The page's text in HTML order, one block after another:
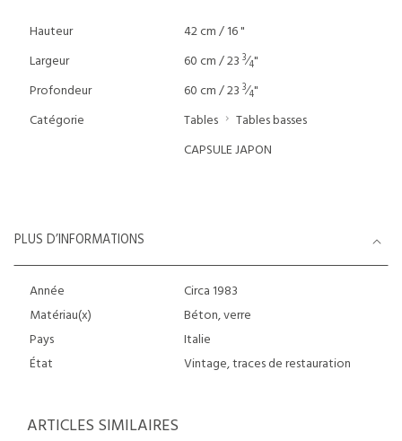
Hauteur
42 cm / 16 "
Largeur
60 cm / 23 3⁄4"
Profondeur
60 cm / 23 3⁄4"
Catégorie
Tables
Tables basses
CAPSULE JAPON
PLUS D’INFORMATIONS
Année
Circa 1983
Matériau(x)
Béton, verre
Pays
Italie
État
Vintage, traces de restauration
ARTICLES SIMILAIRES